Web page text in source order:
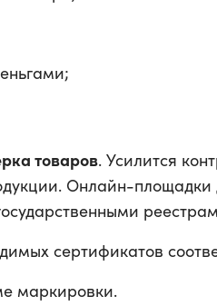
товаров. Усилится
Онлайн-площадки
сертификатов
маркировки.